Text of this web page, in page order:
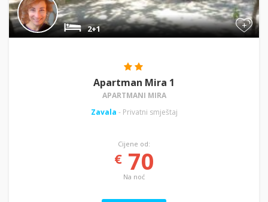
+
2+1
Apartman Mira 1
APARTMANI MIRA
Zavala - Privatni smještaj
Cijene od:
€70
Na noć